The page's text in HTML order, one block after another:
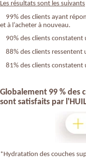
Les résultats sont les suivants
99% des clients ayant
et à l’acheter à nouveau.
90% des clients constatent
88% des clients ressentent
81% des clients constatent
Globalement 99 % des
sont satisfaits par l'
*Hydratation des couches